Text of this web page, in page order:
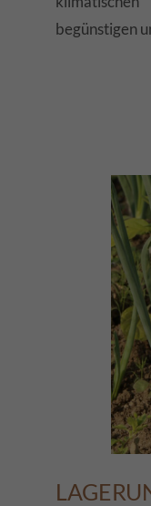
begünstigen